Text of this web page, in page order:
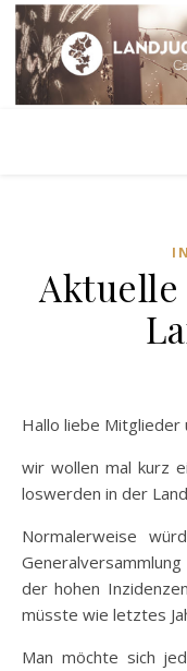
Hallo liebe
wir wollen mal kurz
loswerden in der
Normalerweise
der hohen
müsste wie letztes
Man möchte sich